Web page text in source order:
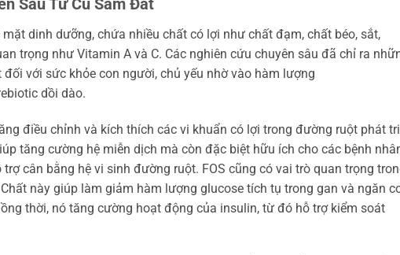
Sâu Từ Củ Sâm Đất
dinh dưỡng, chứa nhiều chất có lợi như chất đạm, chất béo, sắt,
trọng như Vitamin A và C. Các nghiên cứu chuyên sâu đã chỉ ra
với sức khỏe con người, chủ yếu nhờ vào hàm lượng
dồi dào.
điều chỉnh và kích thích các vi khuẩn có lợi trong đường ruột phát
tăng cường hệ miễn dịch mà còn đặc biệt hữu ích cho các bệnh
cân bằng hệ vi sinh đường ruột. FOS cũng có vai trò quan trọng
này giúp làm giảm hàm lượng glucose tích tụ trong gan và ngăn
thời, nó tăng cường hoạt động của insulin, từ đó hỗ trợ kiểm soát